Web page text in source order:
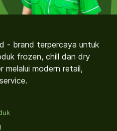
- brand terpercaya untuk
frozen, chill dan dry
melalui modern retail,